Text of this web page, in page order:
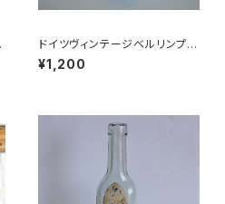
ドイツヴィンテージベルリンプラ
ベア青29
¥1,200